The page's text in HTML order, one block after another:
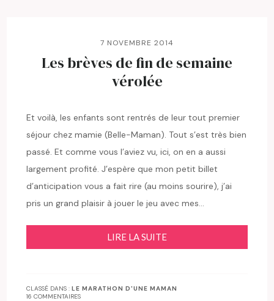
7 NOVEMBRE 2014
Les brèves de fin de semaine
vérolée
Et voilà, les enfants sont rentrés de leur tout premier
séjour chez mamie (Belle-Maman). Tout s’est très bien
passé. Et comme vous l’aviez vu, ici, on en a aussi
largement profité. J’espère que mon petit billet
d’anticipation vous a fait rire (au moins sourire), j’ai
pris un grand plaisir à jouer le jeu avec mes…
LIRE LA SUITE
CLASSÉ DANS :LE MARATHON D'UNE MAMAN
16 COMMENTAIRES